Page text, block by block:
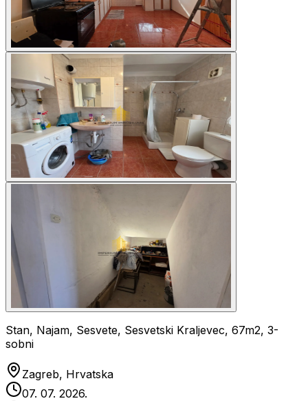
Stan, Najam, Sesvete, Sesvetski Kraljevec, 67m2, 3-
sobni
Zagreb, Hrvatska
07. 07. 2026.